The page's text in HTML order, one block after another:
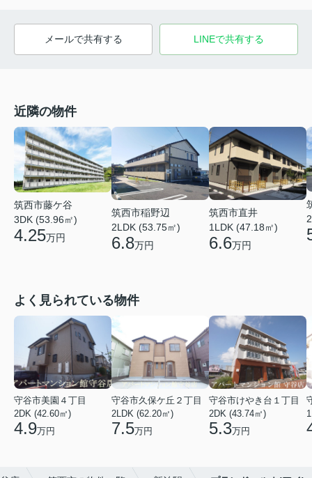
メールで共有する LINEで共有する
近隣の物件
筑西市藤ケ谷
3DK (53.96㎡)
4.25万円
筑西市稲野辺
2LDK (53.75㎡)
6.8万円
筑西市直井
1LDK (47.18㎡)
6.6万円
よく見られている物件
守谷市美園４丁目
2DK (42.60㎡)
4.9万円
守谷市久保ケ丘２丁目
2LDK (62.20㎡)
7.5万円
守谷市けやき台１丁目
2DK (43.74㎡)
5.3万円